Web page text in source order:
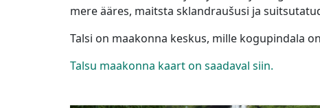
mere ääres, maitsta sklandraušusi ja
Talsi on maakonna keskus, mille kogupindala
Talsu maakonna kaart on saadaval siin.